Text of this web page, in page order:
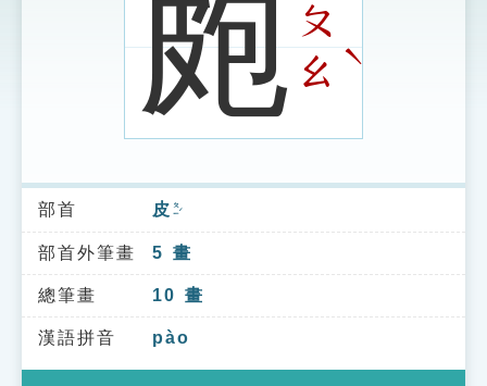
索引選單
知識索引
單字索引
生命大百科索引
皰 ㄆ
ㄠˋ
部首 皮 ㄆㄧˊ
部首外筆畫 5 畫
總筆畫 10 畫
漢語拼音 pào